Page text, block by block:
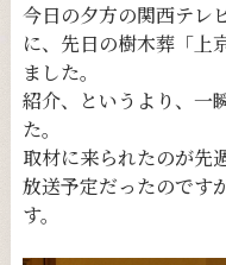
今日の夕方の関西テレ
に、先日の樹木葬「上
ました。
紹介、というより、一
た。
取材に来られたのが先
放送予定だったのです
す。